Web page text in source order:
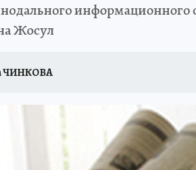
информационного
Жосул
ЧИНКОВА